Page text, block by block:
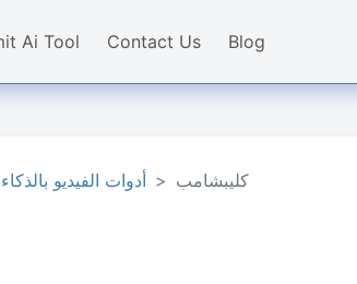
Ai Tool Contact Us Blog
أدوات الفيديو كليبشامب